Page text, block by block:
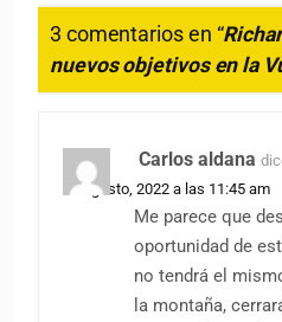
3 comentarios en “
nuevos objetivos en la
Carlos aldana
28 agosto, 2022 a las 11:45 am
Me parece que
oportunidad de
no tendrá el
la montaña,